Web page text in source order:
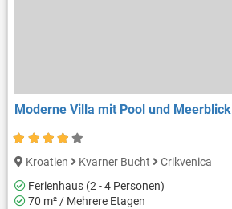
Moderne Villa mit Pool und Meerblick
Kroatien Kvarner Bucht
Crikvenica
Ferienhaus (2 - 4 Personen)
70 m² / Mehrere Etagen